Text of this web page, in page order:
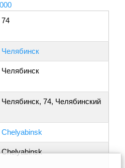
74
Челябинск
Челябинск
Челябинск, 74, Челябинский
Chelyabinsk
Chelyabinsk